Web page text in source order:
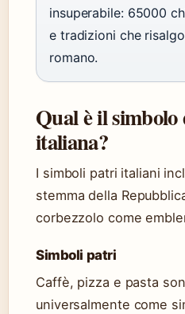
insuperabile: 65000
e tradizioni che
romano.
Qual è il
italiana?
I simboli patri italiani
stemma della
corbezzolo come
Simboli patri
Caffè, pizza e pasta
universalmente come